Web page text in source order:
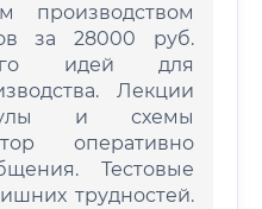
производством
за 28000 руб.
идей для
Лекции
и схемы
оперативно
Тестовые
трудностей.